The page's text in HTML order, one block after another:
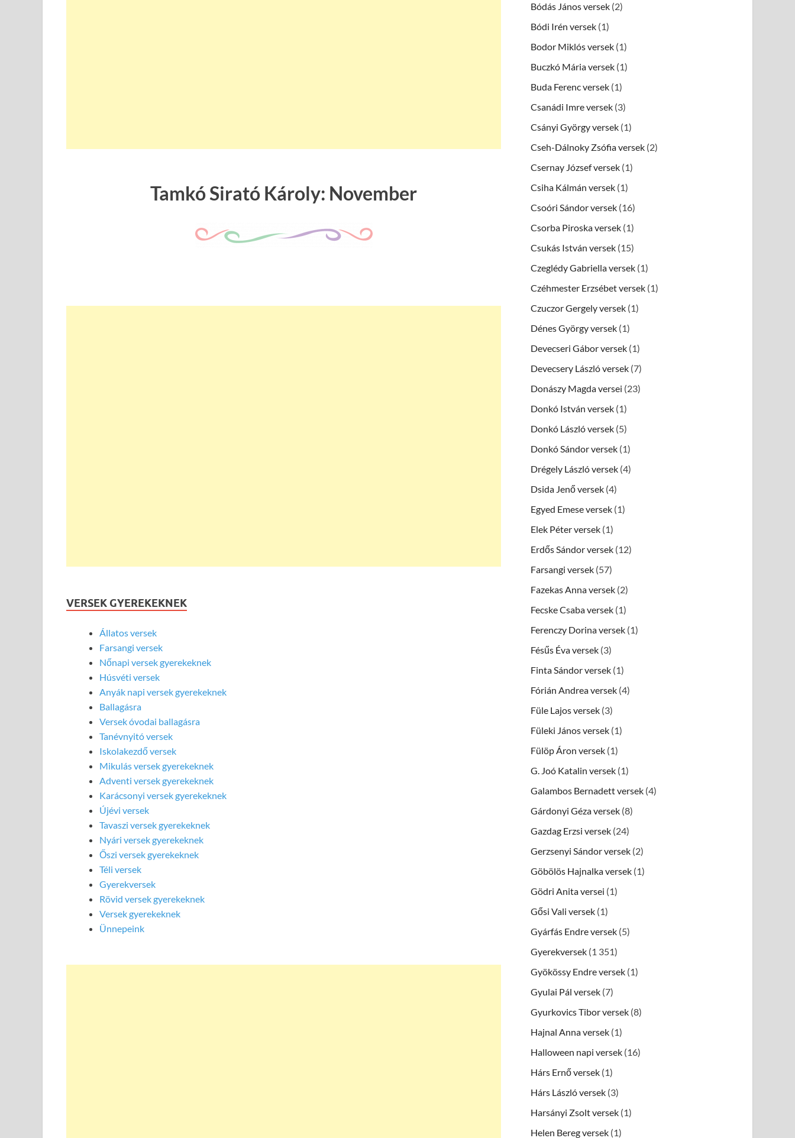
Tamkó Sirató Károly: November
VERSEK GYEREKEKNEK
Állatos versek
Farsangi versek
Nőnapi versek gyerekeknek
Húsvéti versek
Anyák napi versek gyerekeknek
Ballagásra
Versek óvodai ballagásra
Tanévnyitó versek
Iskolakezdő versek
Mikulás versek gyerekeknek
Adventi versek gyerekeknek
Karácsonyi versek gyerekeknek
Újévi versek
Tavaszi versek gyerekeknek
Nyári versek gyerekeknek
Őszi versek gyerekeknek
Téli versek
Gyerekversek
Rövid versek gyerekeknek
Versek gyerekeknek
Ünnepeink
Bódás János versek (2)
Bódi Irén versek (1)
Bodor Miklós versek (1)
Buczkó Mária versek (1)
Buda Ferenc versek (1)
Csanádi Imre versek (3)
Csányi György versek (1)
Cseh-Dálnoky Zsófia versek (2)
Csernay József versek (1)
Csiha Kálmán versek (1)
Csoóri Sándor versek (16)
Csorba Piroska versek (1)
Csukás István versek (15)
Czeglédy Gabriella versek (1)
Czéhmester Erzsébet versek (1)
Czuczor Gergely versek (1)
Dénes György versek (1)
Devecseri Gábor versek (1)
Devecsery László versek (7)
Donászy Magda versei (23)
Donkó István versek (1)
Donkó László versek (5)
Donkó Sándor versek (1)
Drégely László versek (4)
Dsida Jenő versek (4)
Egyed Emese versek (1)
Elek Péter versek (1)
Erdős Sándor versek (12)
Farsangi versek (57)
Fazekas Anna versek (2)
Fecske Csaba versek (1)
Ferenczy Dorina versek (1)
Fésűs Éva versek (3)
Finta Sándor versek (1)
Fórián Andrea versek (4)
Füle Lajos versek (3)
Füleki János versek (1)
Fülöp Áron versek (1)
G. Joó Katalin versek (1)
Galambos Bernadett versek (4)
Gárdonyi Géza versek (8)
Gazdag Erzsi versek (24)
Gerzsenyi Sándor versek (2)
Göbölös Hajnalka versek (1)
Gödri Anita versei (1)
Gősi Vali versek (1)
Gyárfás Endre versek (5)
Gyerekversek (1 351)
Gyökössy Endre versek (1)
Gyulai Pál versek (7)
Gyurkovics Tibor versek (8)
Hajnal Anna versek (1)
Halloween napi versek (16)
Hárs Ernő versek (1)
Hárs László versek (3)
Harsányi Zsolt versek (1)
Helen Bereg versek (1)